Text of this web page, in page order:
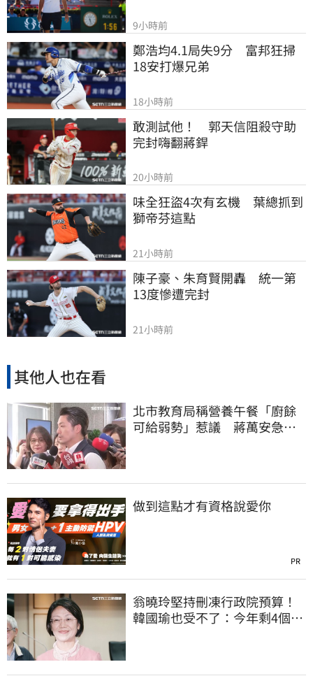
9小時前
鄭浩均4.1局失9分　富邦狂掃
18安打爆兄弟
18小時前
敢測試他！　郭天信阻殺守助
完封嗨翻蔣銲
20小時前
味全狂盜4次有玄機　葉總抓到
獅帝芬這點
21小時前
陳子豪、朱育賢開轟　統一第
13度慘遭完封
21小時前
其他人也在看
北市教育局稱營養午餐「廚餘
可給弱勢」惹議 蔣萬安急
做到這點才有資格說愛你
PR
翁曉玲堅持刪凍行政院預算！
韓國瑜也受不了：今年剩4個月